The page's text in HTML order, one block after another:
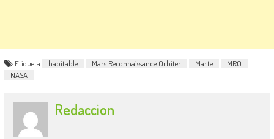
Etiqueta habitable Mars Reconnaissance Orbiter Marte
MRO
NASA
Redaccion